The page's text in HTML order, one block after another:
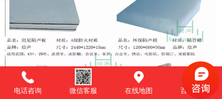
电话咨询 微信客服 在线地图 百度商桥